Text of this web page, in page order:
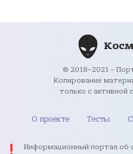
© 2018–2021 –
Копирование
только с активной
О проекте Тесты
Информационный портал об